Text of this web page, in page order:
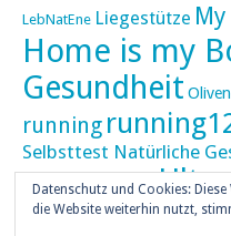
LebNatEne Liegestütze
Home is my
Gesundheit
running
Selbsttest Natürliche
Skaten Tageskalender Ultra
Datenschutz und Cookies:
die Website weiterhin nutzt,